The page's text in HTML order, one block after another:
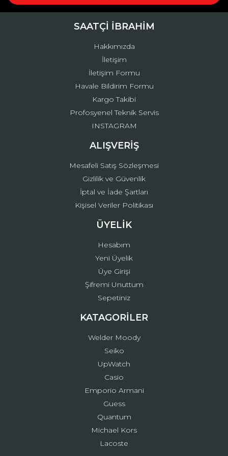
Ürün fiyatı diğer sitelerden daha pahalı.
Gönder
SAATÇİ İBRAHİM
Hakkımızda
İletişim
İletişim Formu
Havale Bildirim Formu
Kargo Takibi
Profosyenel Teknik Servis
INSTAGRAM
ALIŞVERİŞ
Mesafeli Satış Sözleşmesi
Gizlilik ve Güvenlik
İptal ve İade Şartları
Kişisel Veriler Politikası
ÜYELİK
Hesabım
Yeni Üyelik
Üye Girişi
Şifremi Unuttum
Sepetiniz
KATAGORİLER
Welder Moody
Seiko
UpWatch
Casio
Emporio Armani
Guess
Quantum
Michael Kors
Lacoste